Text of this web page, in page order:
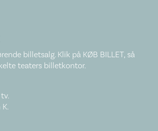
billetsalg. Klik på KØB BILLET, så
teaters billetkontor.